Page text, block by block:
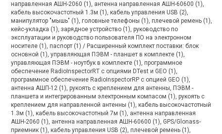
направленная АШН-2060 (1), антенна направленная АШН-60600 (1),
кабель высокочастотный 1.3м (1), кабель управления USB (2),
манипулятор "мышь" (1), головные телефоны (1), плечевой ремень (1),
кейс-укладка (1), зарядное устройство (1), руководство по
эксплуатации и руководство пользователя ПО на электронном
носителе (1), паспорт (1) / Расширенный комплект поставки: блок
основной (1), управляющая ПЭВМ - планшет в комплекте (1),
управляющая ПЭВМ - ноутбук в комплекте (1), программное
обеспечение RadioInspectorRT с опциями DTest и GEO (1),
программное обеспечение RadioInspectorRP с опцией GEO (1),
антенна АШП-12 (1), рукоять с креплением для антенны, ПЭВМ -
планшета и интегрированным электронным компасом (1), рукоять с
креплением для направленной антенны (1), кабель высокочастотный
1.3м (1), кабель высокочастотный 7м (1), антенна направленная
АШН-2060 (1), антенна направленная АШН-60600 (1), GPS/Glonass-
приемник (1), кабель управления USB (2), плечевой ремень (1),